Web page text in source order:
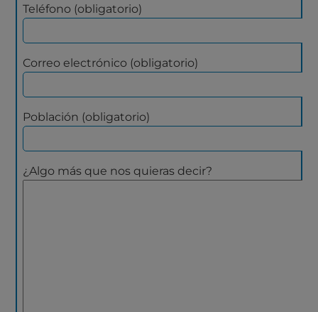
Teléfono (obligatorio)
Correo electrónico (obligatorio)
Población (obligatorio)
¿Algo más que nos quieras decir?